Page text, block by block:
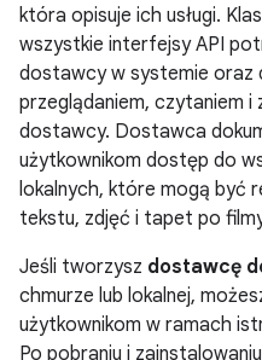
która opisuje ich usługi.
wszystkie interfejsy API
dostawcy w systemie oraz
przeglądaniem, czytaniem
dostawcy. Dostawca
użytkownikom dostęp do
lokalnych, które mogą być
tekstu, zdjęć i tapet po
Jeśli tworzysz dostawcę
chmurze lub lokalnej,
użytkownikom w ramach
Po pobraniu i